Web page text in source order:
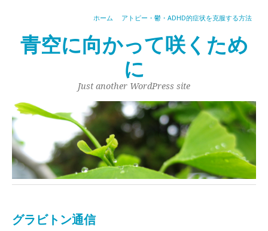
ホーム アトピー・鬱・ADHD的症状を克服する方法
青空に向かって咲くため
に
Just another WordPress site
グラビトン通信